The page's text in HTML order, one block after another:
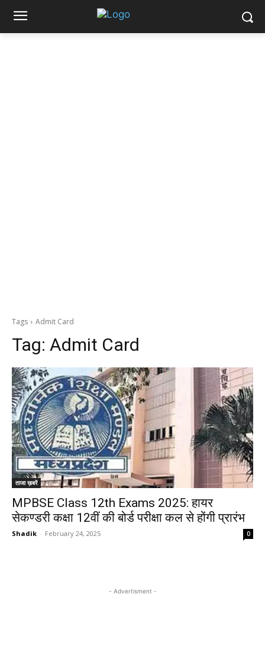
Tags Admit Card
Tag: Admit Card
ताजा ख़बरें
MPBSE Class 12th Exams 2025: हायर
सेकण्डरी कक्षा 12वीं की बोर्ड परीक्षा कल से होंगी प्रारंभ
Shadik - February 24, 2025 0
- Advertisment -